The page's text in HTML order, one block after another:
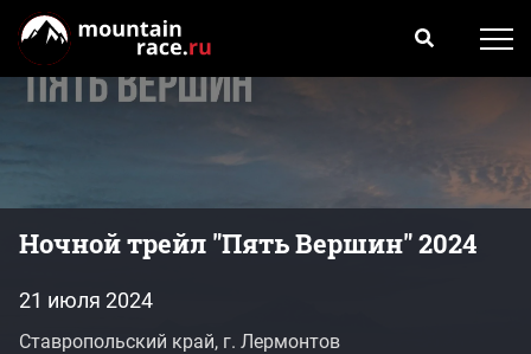
Ночной трейл "Пять Вершин" 2024
21 июля 2024
Ставропольский край, г. Лермонтов